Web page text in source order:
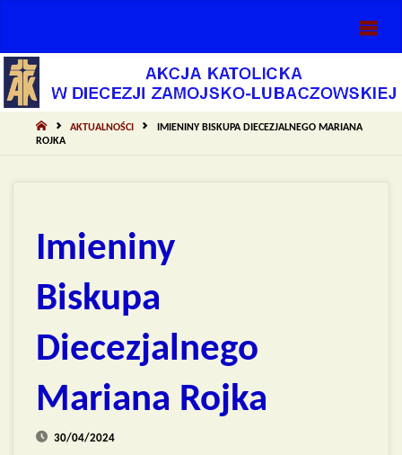
KATOLICKA
DIECEZJI
ZAMOJSKO-
LUBACZOWSKIEJ
STRONA
GŁÓWNA
AKTUALNOŚCI
IMIENINY BISKUPA DIECEZJALNEGO MARIANA
ROJKA
Imieniny
Biskupa
Diecezjalnego
Mariana Rojka
30/04/2024